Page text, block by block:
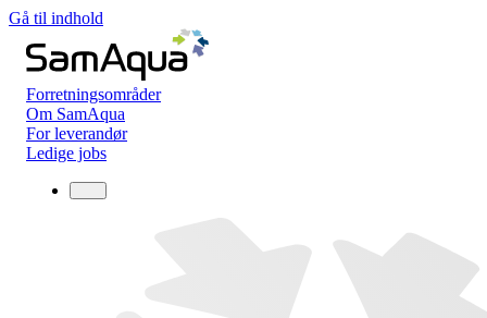
Gå til indhold
Forretningsområder
Om SamAqua
For leverandør
Ledige jobs